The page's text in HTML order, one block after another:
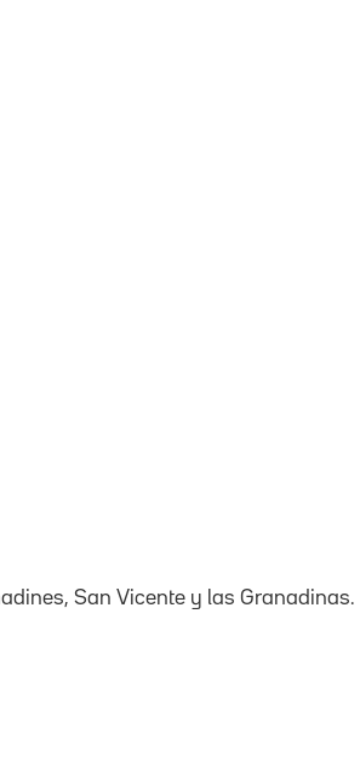
San Vicente y las Granadinas.